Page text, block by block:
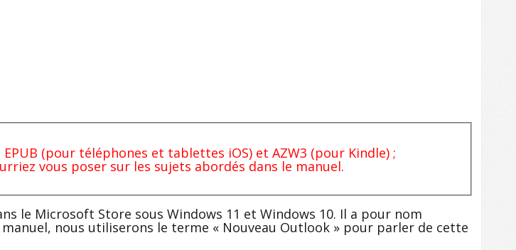
(pour téléphones et tablettes iOS) et AZW3 (pour Kindle) ;
vous poser sur les sujets abordés dans le manuel.
le Microsoft Store sous Windows 11 et Windows 10. Il a pour nom
manuel, nous utiliserons le terme « Nouveau Outlook » pour parler de cette